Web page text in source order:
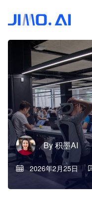
By积墨AI
2026年2月25日